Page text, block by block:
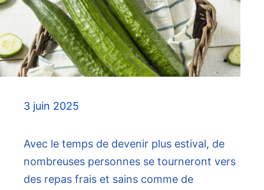
3 juin 2025
Avec le temps de devenir plus estival, de
nombreuses personnes se tourneront vers
des repas frais et sains comme de